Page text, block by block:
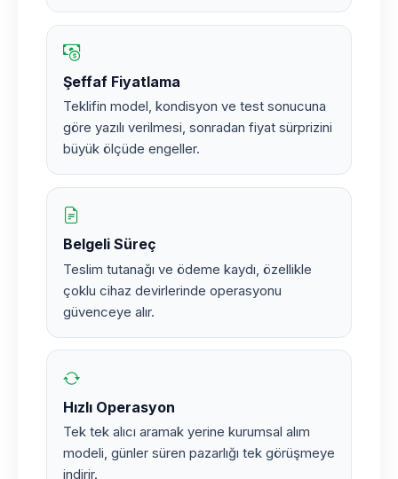
Şeffaf Fiyatlama
Teklifin model, kondisyon ve test sonucuna
göre yazılı verilmesi, sonradan fiyat sürprizini
büyük ölçüde engeller.
Belgeli Süreç
Teslim tutanağı ve ödeme kaydı, özellikle
çoklu cihaz devirlerinde operasyonu
güvenceye alır.
Hızlı Operasyon
Tek tek alıcı aramak yerine kurumsal alım
modeli, günler süren pazarlığı tek görüşmeye
indirir.